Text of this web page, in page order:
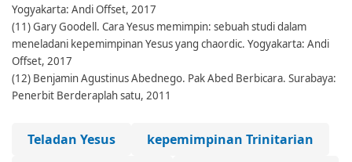
Yogyakarta: Andi Offset, 2017
(11) Gary Goodell. Cara Yesus memimpin: sebuah studi dalam
meneladani kepemimpinan Yesus yang chaordic. Yogyakarta: Andi
Offset, 2017
(12) Benjamin Agustinus Abednego. Pak Abed Berbicara. Surabaya:
Penerbit Berderaplah satu, 2011
Teladan Yesus
kepemimpinan Trinitarian